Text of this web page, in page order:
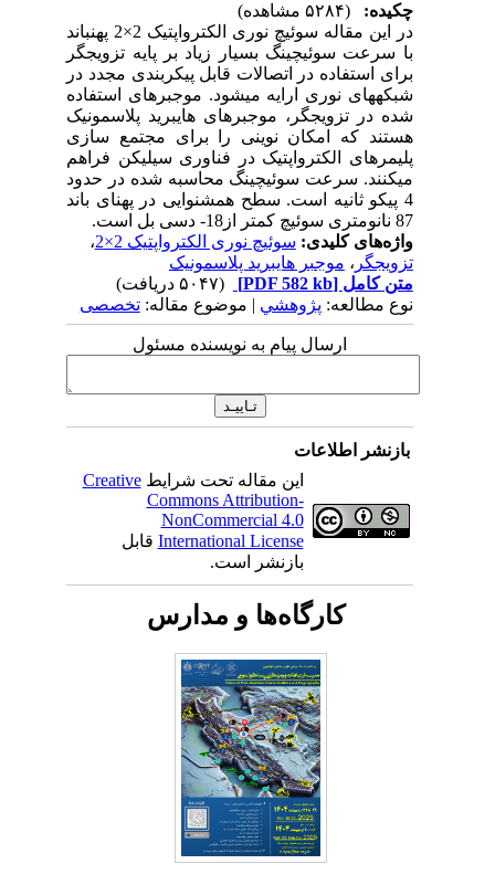
چکیده:
در این مقاله سوئیچ نوری الکترواپتیک 2×2 پهن­باند
با سرعت سوئیچینگ بسیار زیاد بر پایه تزویجگر
برای استفاده در اتصالات قابل پیکربندی مجدد در
شبکه­های نوری ارایه می­شود. موجبرهای استفاده
شده در تزویجگر، موجبرهای هایبرید پلاسمونیک
هستند که امکان نوینی را برای مجتمع سازی
پلیمرهای الکترواپتیک در فناوری سیلیکن فراهم
می­کنند. سرعت سوئیچینگ محاسبه شده در حدود
4 پیکو ثانیه است. سطح هم­شنوایی در پهنای باند
87 نانومتری سوئیچ کمتر از18- دسی بل است.
واژه‌های کلیدی:سوئیچ نوری الکترواپتیک 2×2
،
تزویجگر، موجبر هایبرید پلاسمونیک
متن کامل[PDF 582 kb]
نوع مطالعه:پژوهشي| موضوع مقاله:تخصصی
ارسال پیام به نویسنده مسئول
بازنشر اطلاعات
این مقاله تحت شرایطCreative
Commons Attribution-
NonCommercial 4.0
International Licenseقابل
بازنشر است.
کارگاه‌ها و مدارس